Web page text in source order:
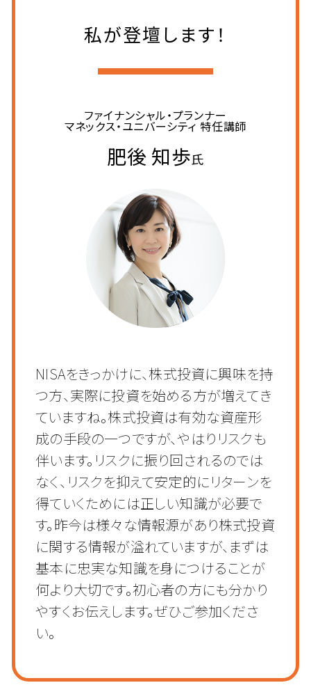
私が登壇します！
ファイナンシャル・プランナー
マネックス・ユニバーシティ 特任講師
肥後 知歩氏
NISAをきっかけに、株式投資に興味を持
つ方、実際に投資を始める方が増えてき
ていますね。株式投資は有効な資産形
成の手段の一つですが、やはりリスクも
伴います。リスクに振り回されるのでは
なく、リスクを抑えて安定的にリターンを
得ていくためには正しい知識が必要で
す。昨今は様々な情報源があり株式投資
に関する情報が溢れていますが、まずは
基本に忠実な知識を身につけることが
何より大切です。初心者の方にも分かり
やすくお伝えします。ぜひご参加くださ
い。